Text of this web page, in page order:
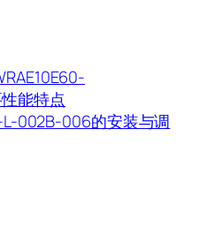
能特点
002B-006的安装与调